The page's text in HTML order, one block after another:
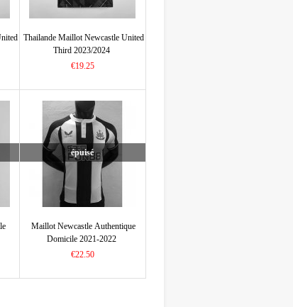
Thailande Maillot Newcastle United
Third 2023/2024
€19.25
épuisé
Maillot Newcastle Authentique
Domicile 2021-2022
€22.50